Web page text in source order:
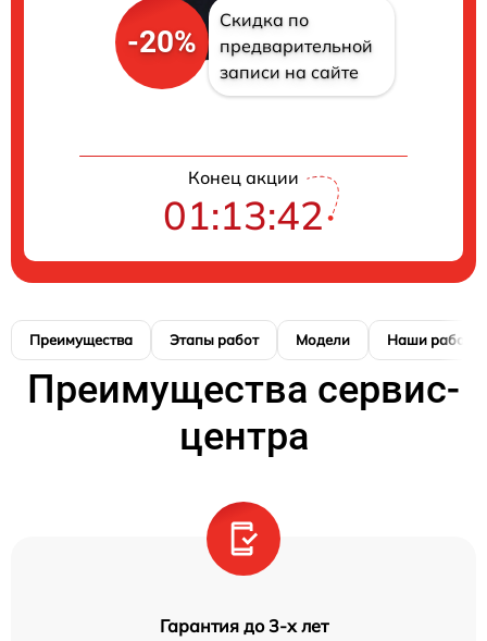
-20%
Скидка по
предварительной
записи на сайте
Конец акции
01:13:42
Преимущества Этапы работ Модели Наши работы
Преимущества сервис-
центра
Гарантия до 3-х лет